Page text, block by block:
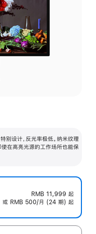
别设计，反光率极低。纳米纹理
使在高亮光源的工作场所也能保
RMB 11,999 起
或 RMB 500/月 (24 期) 起